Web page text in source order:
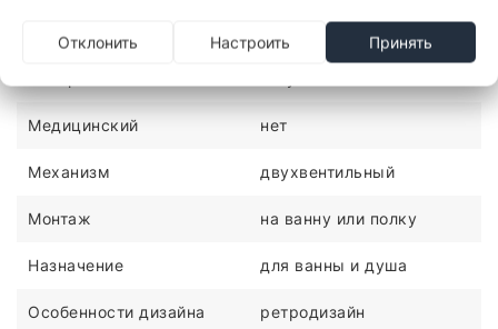
отверстий
Медицинский нет
Механизм двухвентильный
Монтаж на ванну или полку
Назначение для ванны и душа
Особенности дизайна ретродизайн
Отклонить Настроить Принять